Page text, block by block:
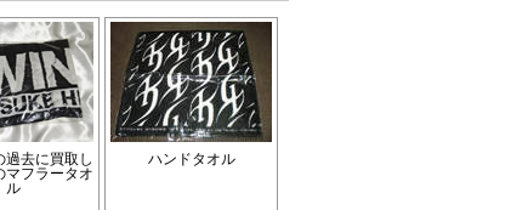
過去に買取し
マフラータオ
ル
ハンドタオル